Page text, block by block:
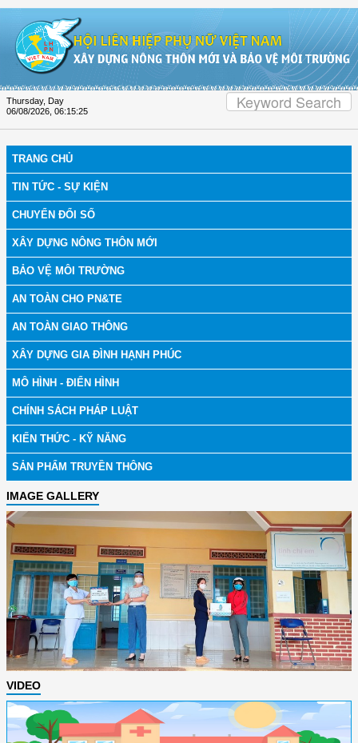
Thursday, Day
06/08/2026 06:15:25
TRANG CHỦ
TIN TỨC - SỰ KIỆN
CHUYỂN ĐỔI SỐ
XÂY DỰNG NÔNG THÔN MỚI
BẢO VỆ MÔI TRƯỜNG
AN TOÀN CHO PN&TE
AN TOÀN GIAO THÔNG
XÂY DỰNG GIA ĐÌNH HẠNH PHÚC
MÔ HÌNH - ĐIỂN HÌNH
CHÍNH SÁCH PHÁP LUẬT
KIẾN THỨC - KỸ NĂNG
SẢN PHẨM TRUYỀN THÔNG
IMAGE GALLERY
VIDEO